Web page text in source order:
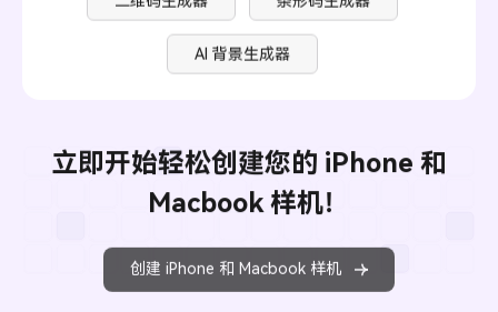
AI 背景生成器
立即开始轻松创建您的 iPhone 和
Macbook 样机！
创建 iPhone 和 Macbook 样机